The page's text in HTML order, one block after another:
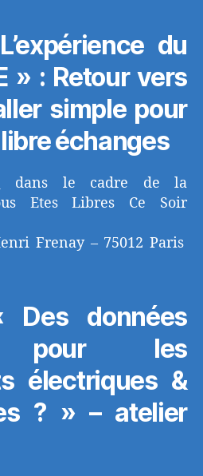
du
» : Retour vers
simple pour
échanges
dans le cadre de la
Etes Libres Ce Soir
Frenay – 75012 Paris
données
pour les
électriques &
? » – atelier